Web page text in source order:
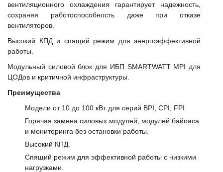
вентиляционного охлаждения гарантирует надежность,
сохраняя работоспособность даже при отказе
вентиляторов.
Высокий КПД и спящий режим для энергоэффективной
работы.
Модульный силовой блок для ИБП SMARTWATT MPI для
ЦОДов и критичной инфраструктуры.
Преимущества
Модели от 10 до 100 кВт для серий BPI, CPI, FPI.
Горячая замена силовых модулей, модулей байпаса
и мониторинга без остановки работы.
Высокий КПД.
Спящий режим для эффективной работы с низкими
нагрузками.